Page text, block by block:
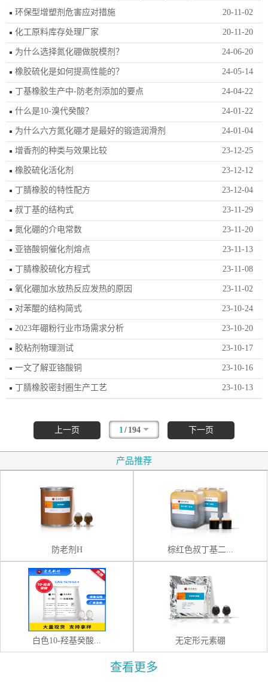
环保型增塑剂危害应对措施 20-11-02
化工原料库存处理厂家 20-11-20
为什么选择氮化硼做脱模剂？ 24-06-20
橡胶硫化是如何提高性能的？ 24-05-14
丁基橡胶生产中-防老剂添加的要点 24-04-22
什么是10-溴代癸酸？ 24-01-22
为什么六方氮化硼才是最好的锻造润滑剂 24-01-04
增香剂的种类与效果比较 23-12-25
橡胶硫化活化剂 23-12-12
丁腈橡胶的特性配方 23-12-04
叔丁基的结构式 23-11-29
氮化硼的介电常数 23-11-20
亚铬酸铜催化剂熔点 23-11-13
丁腈橡胶硫化方程式 23-11-08
氧化硼加水放热反应发热的原因 23-11-02
对苯醌的结构简式 23-10-24
2023年硼粉行业市场需求分析 23-10-20
胶粘剂物理测试 23-10-17
一文了解亚铬酸铜 23-10-16
丁腈橡胶密封圈生产工艺 23-10-13
上一页 1 / 194 下一页
产品推荐
防老剂H 棕红色叔丁基二...
白色10-羟基癸酸... 无定形元素硼
查看更多